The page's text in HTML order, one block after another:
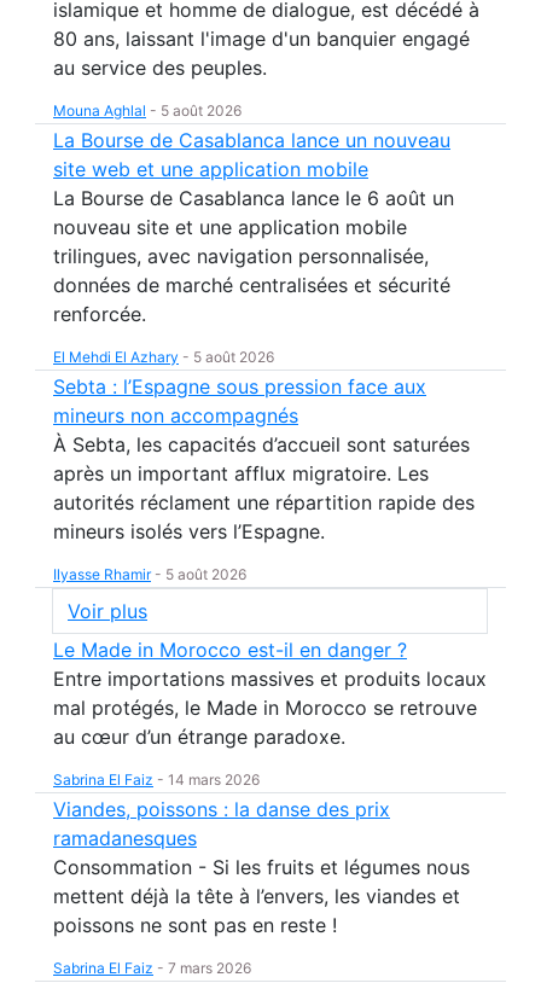
islamique et homme de dialogue, est décédé à
80 ans, laissant l'image d'un banquier engagé
au service des peuples.
Mouna Aghlal - 5 août 2026
La Bourse de Casablanca lance un nouveau
site web et une application mobile
La Bourse de Casablanca lance le 6 août un
nouveau site et une application mobile
trilingues, avec navigation personnalisée,
données de marché centralisées et sécurité
renforcée.
El Mehdi El Azhary - 5 août 2026
Sebta : l’Espagne sous pression face aux
mineurs non accompagnés
À Sebta, les capacités d’accueil sont saturées
après un important afflux migratoire. Les
autorités réclament une répartition rapide des
mineurs isolés vers l’Espagne.
Ilyasse Rhamir- 5 août 2026
Voir plus
Le Made in Morocco est-il en danger ?
Entre importations massives et produits locaux
mal protégés, le Made in Morocco se retrouve
au cœur d’un étrange paradoxe.
Sabrina El Faiz - 14 mars 2026
Viandes, poissons : la danse des prix
ramadanesques
Consommation - Si les fruits et légumes nous
mettent déjà la tête à l’envers, les viandes et
poissons ne sont pas en reste !
Sabrina El Faiz - 7 mars 2026